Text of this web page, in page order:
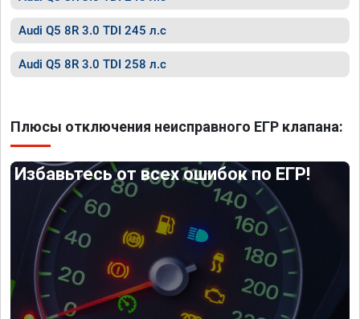
Audi Q5 8R 3.0 TDI 245 л.с
Audi Q5 8R 3.0 TDI 258 л.с
Плюсы отключения неисправного ЕГР клапана:
Избавьтесь от всех ошибок по ЕГР!